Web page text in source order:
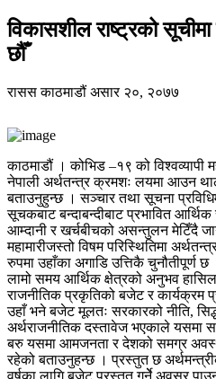
विकासशील राष्ट्रको
छौँ
राससकाठमाडौं असार २०, २०७७
काठमाडौं । कोभिड –१९ को विश्वव्यापी
नेपाली अर्थतन्त्र क्रमशः लयमा आउन
बताउनुहुन्छ । सञ्चार तथा सूचना
सूचकबाट बन्दाबन्दीबाट प्रभावित
आम्दानी र खर्चबीचको असन्तुलन मेटिँदै
महामारीजस्तो विषम परिस्थितिमा
रुपमा उहाँका अगाडि उत्तिकै चुनौतीपूर्ण छ
लामो समय आर्थिक क्षेत्रको अनुभव
राजनीतिक प्रकृतिको बजेट र कार्यक्रम
उहाँ भने बजेट मूलतः सरकारको नीति,
अर्थराजनीतिक दस्तावेज भएकाले यसमा
बरु यसमा आमजनता र देशको समग्र
रहेको बताउनुहन्छ । प्रस्तुत छ
वर्षका लागि बजेट प्रस्तुत गर्नेे अवसर